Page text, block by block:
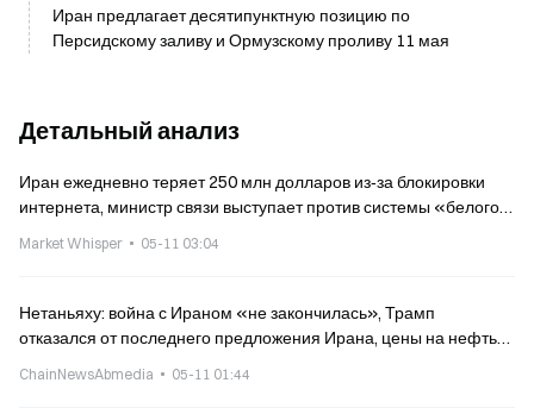
Иран предлагает десятипунктную позицию по
Персидскому заливу и Ормузскому проливу 11 мая
Детальный анализ
Иран ежедневно теряет 250 млн долларов из‑за блокировки
интернета, министр связи выступает против системы «белого
Market Whisper 05-11 03:04
Нетаньяху: война с Ираном «не закончилась», Трамп
отказался от последнего предложения Ирана, цены на нефть
ChainNewsAbmedia 05-11 01:44